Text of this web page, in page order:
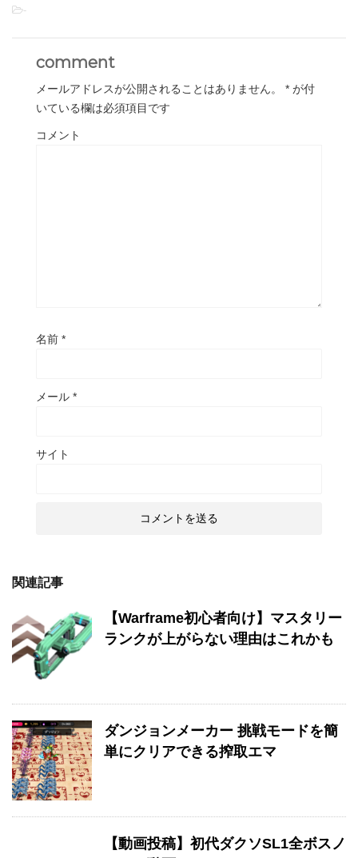
-
comment
メールアドレスが公開されることはありません。 * が付
いている欄は必須項目です
コメント
名前 *
メール *
サイト
関連記事
【Warframe初心者向け】マスタリー
ランクが上がらない理由はこれかも
ダンジョンメーカー 挑戦モードを簡
単にクリアできる搾取エマ
【動画投稿】初代ダクソSL1全ボスノ